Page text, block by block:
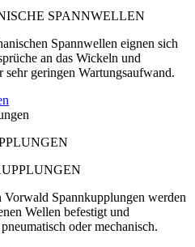
Spannwellen eignen sich
an das Wickeln und
sehr geringen Wartungsaufwand.
Vorwald Spannkupplungen werden
Wellen befestigt und
oder mechanisch.